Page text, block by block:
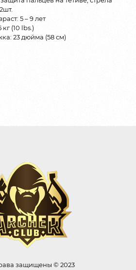
5 – 9 лет
(10 lbs.)
23 дюйма (58 см)
защищены © 2023